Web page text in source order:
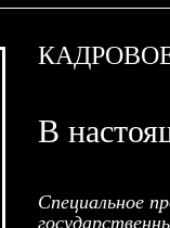
В
Специальное